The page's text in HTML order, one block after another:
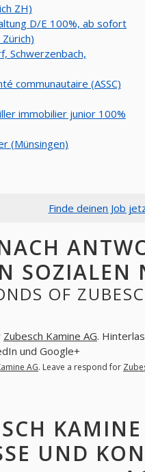
ZH)
D/E 100%, ab sofort
Schwerzenbach,
communautaire (ASSC)
immobilier junior 100%
(Münsingen)
Finde deinen Job
SOZIALEN
OF
Zubesch Kamine AG.
und Google+
AG. Leave a respond for
UND